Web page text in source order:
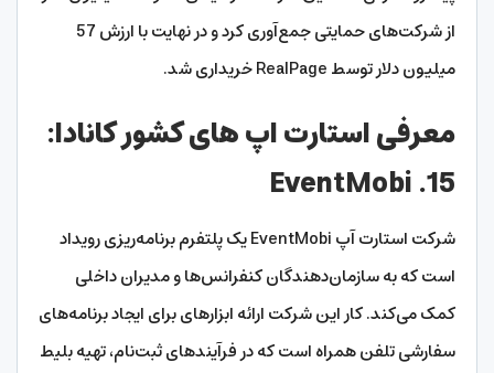
از شرکت‌های حمایتی جمع‌آوری کرد و در نهایت با ارزش 57
میلیون دلار توسط RealPage خریداری شد.
معرفی استارت اپ های کشور کانادا:
15. EventMobi
شرکت استارت آپ EventMobi یک پلتفرم برنامه‌ریزی رویداد
است که به سازمان‌دهندگان کنفرانس‌ها و مدیران داخلی
کمک می‌کند. کار این شرکت ارائه ابزارهای برای ایجاد برنامه‌های
سفارشی تلفن همراه است که در فرآیندهای ثبت‌نام، تهیه بلیط